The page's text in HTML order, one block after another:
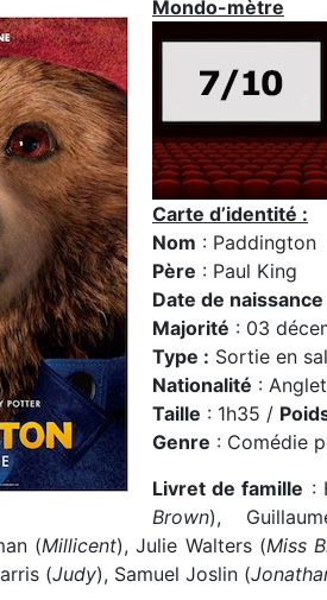
Mondo-mètre
Carte d’identité :
Nom : Paddington
Père : Paul King
Date de naissance
Majorité : 03
Type : Sortie en
Nationalité :
Taille : 1h35 /
Genre : Comédie
Livret de famille :
Brown),
(Millicent), Julie Walters (Miss
(Judy), Samuel Joslin (